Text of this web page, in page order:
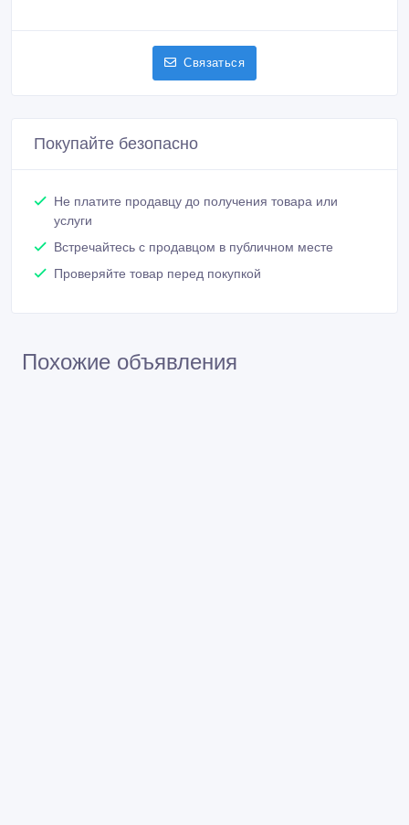
Связаться
Покупайте безопасно
Не платите продавцу до получения товара или
услуги
Встречайтесь с продавцом в публичном месте
Проверяйте товар перед покупкой
Похожие объявления